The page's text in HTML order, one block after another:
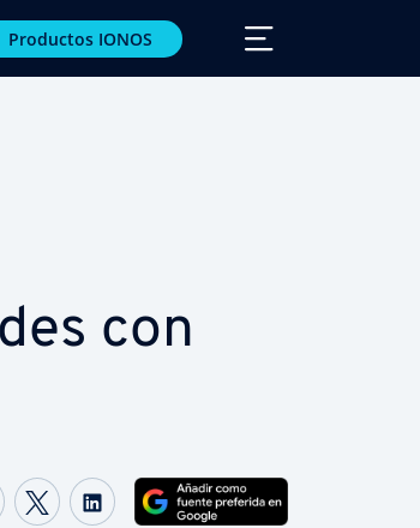
Productos IONOS
con
Compartir Facebook
Compartir Twitter
Compartir LinkedIn